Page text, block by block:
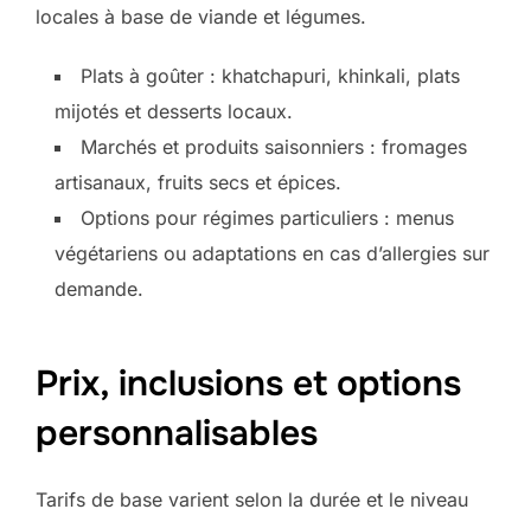
locales à base de viande et légumes.
Plats à goûter : khatchapuri, khinkali, plats
mijotés et desserts locaux.
Marchés et produits saisonniers : fromages
artisanaux, fruits secs et épices.
Options pour régimes particuliers : menus
végétariens ou adaptations en cas d’allergies sur
demande.
Prix, inclusions et options
personnalisables
Tarifs de base varient selon la durée et le niveau